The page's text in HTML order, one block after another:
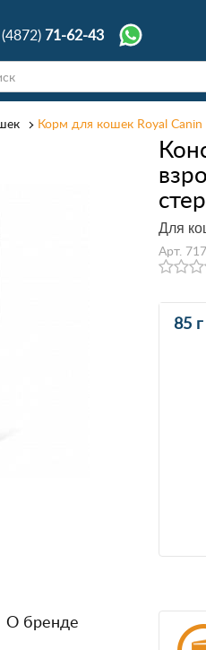
71-62-43
Корм для кошек Royal Canin
Для
Арт.
85 г
О бренде